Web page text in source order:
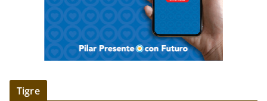
Tigre